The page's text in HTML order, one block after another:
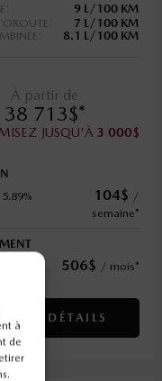
à
de
9 L/100 KM
7 L/100 KM
8.1 L/100 KM
À partir de
38 713$*
JUSQU'À 3 000$
104$ /
semaine*
506$ / mois*
DE DÉTAILS